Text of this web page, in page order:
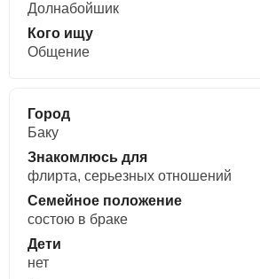
Долнабойшик
Кого ищу
Общение
Город
Баку
Знакомлюсь для
флирта, cерьезных отношений
Семейное положение
состою в браке
Дети
нет